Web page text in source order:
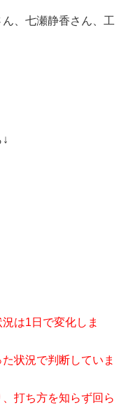
、七瀬静香さん、工
ちら↓
は1日で変化しま
状況で判断していま
打ち方を知らず回ら